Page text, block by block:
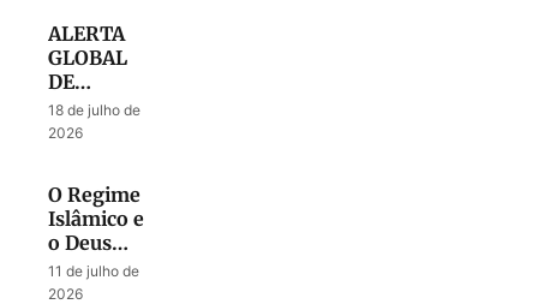
ALERTA
GLOBAL
DE
ORAÇÃO
– Julho
18 de julho de
2026
O Regime
Islâmico e
o Deus
que
Liberta
11 de julho de
2026